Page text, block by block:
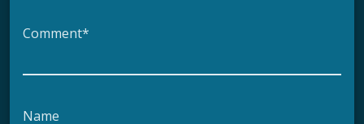
Comment*
Name